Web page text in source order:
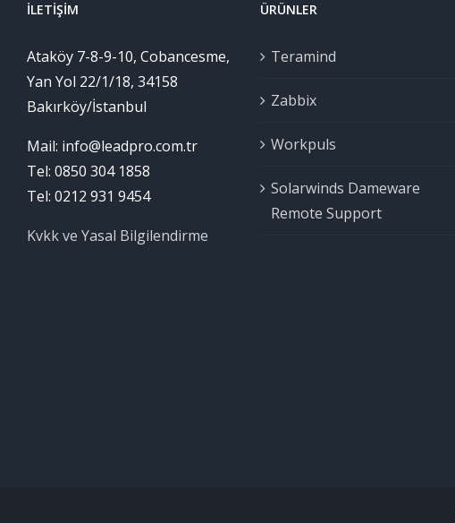
İLETIŞIM
Ataköy 7-8-9-10, Cobancesme,
Yan Yol 22/1/18, 34158
Bakırköy/İstanbul
Mail: info@leadpro.com.tr
Tel: 0850 304 1858
Tel: 0212 931 9454
Kvkk ve Yasal Bilgilendirme
ÜRÜNLER
Teramind
Zabbix
Workpuls
Solarwinds Dameware
Remote Support